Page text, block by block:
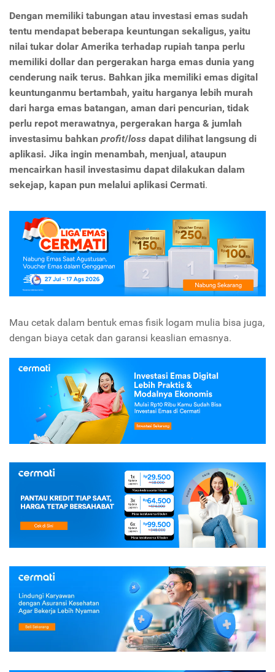
Dengan memiliki tabungan atau investasi emas sudah
tentu mendapat beberapa keuntungan sekaligus, yaitu
nilai tukar dolar Amerika terhadap rupiah tanpa perlu
memiliki dollar dan pergerakan harga emas dunia yang
cenderung naik terus. Bahkan jika memiliki emas digital
keuntunganmu bertambah, yaitu harganya lebih murah
dari harga emas batangan, aman dari pencurian, tidak
perlu repot merawatnya, pergerakan harga & jumlah
investasimu bahkan profit/loss dapat dilihat langsung di
aplikasi. Jika ingin menambah, menjual, ataupun
mencairkan hasil investasimu dapat dilakukan dalam
sekejap, kapan pun melalui aplikasi Cermati.
Mau cetak dalam bentuk emas fisik logam mulia bisa juga,
dengan biaya cetak dan garansi keaslian emasnya.